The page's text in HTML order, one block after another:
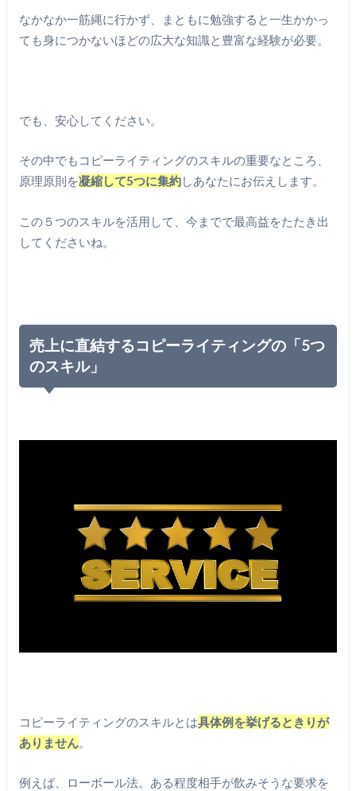
なかなか一筋縄に行かず、まともに勉強すると一生かかっ
ても身につかないほどの広大な知識と豊富な経験が必要。
でも、安心してください。
その中でもコピーライティングのスキルの重要なところ、
原理原則を凝縮して5つに集約しあなたにお伝えします。
この５つのスキルを活用して、今までで最高益をたたき出
してくださいね。
売上に直結するコピーライティングの「5つ
のスキル」
コピーライティングのスキルとは具体例を挙げるときりが
ありません
例えば、ローボール法。ある程度相手が飲みそうな要求を